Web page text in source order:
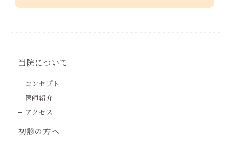
当院について
コンセプト
医師紹介
アクセス
初診の方へ